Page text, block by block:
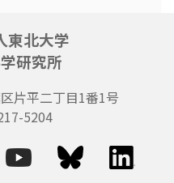
東北大学
研究所
片平二丁目1番1号
5204